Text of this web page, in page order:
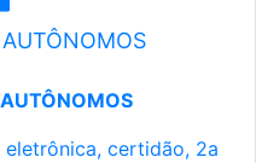
certidão, 2a